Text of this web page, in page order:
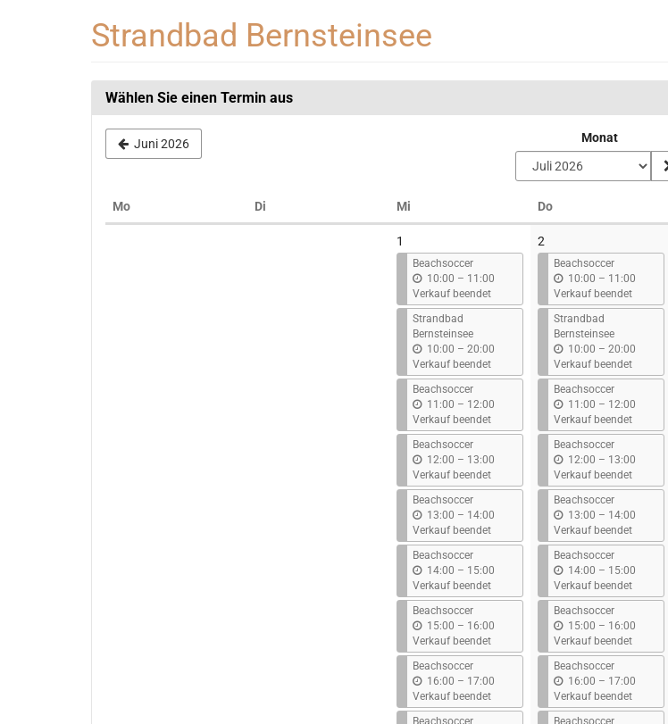
Strandbad Bernsteinsee
Wählen Sie einen Termin aus
Juni 2026 Monat
MoMontag Di Mi DoDonnerstag
1
Beachsoccer
10:00 – b
i
s
11:00
Verkauf beendet
Strandbad
Bernsteinsee
10:00 – b
i
s
20:00
Verkauf beendet
Beachsoccer
11:00 – b
i
s
12:00
Verkauf beendet
Beachsoccer
12:00 – b
i
s
13:00
Verkauf beendet
Beachsoccer
13:00 – b
i
s
14:00
Verkauf beendet
Beachsoccer
14:00 – b
i
s
15:00
Verkauf beendet
Beachsoccer
15:00 – b
i
s
16:00
Verkauf beendet
Beachsoccer
16:00 – b
i
s
17:00
Verkauf beendet
Beachsoccer
2
Beachsoccer
10:00 – b
i
s
11:00
Verkauf beendet
Strandbad
Bernsteinsee
10:00 – b
i
s
20:00
Verkauf beendet
Beachsoccer
11:00 – b
i
s
12:00
Verkauf beendet
Beachsoccer
12:00 – b
i
s
13:00
Verkauf beendet
Beachsoccer
13:00 – b
i
s
14:00
Verkauf beendet
Beachsoccer
14:00 – b
i
s
15:00
Verkauf beendet
Beachsoccer
15:00 – b
i
s
16:00
Verkauf beendet
Beachsoccer
16:00 – b
i
s
17:00
Verkauf beendet
Beachsoccer